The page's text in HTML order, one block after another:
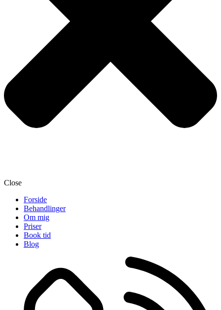
Close
Forside
Behandlinger
Om mig
Priser
Book tid
Blog